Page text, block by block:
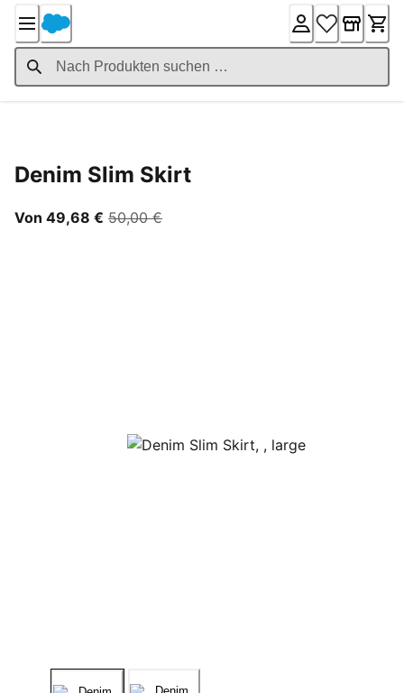
Content
Denim Slim Skirt
Von 49,68 € Ab aktuellem Preis 49,68 €
50,00 €ursprünglicher Preis 50,00 €